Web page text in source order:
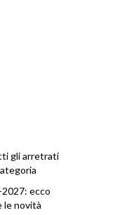
gli arretrati
ecco
le novità